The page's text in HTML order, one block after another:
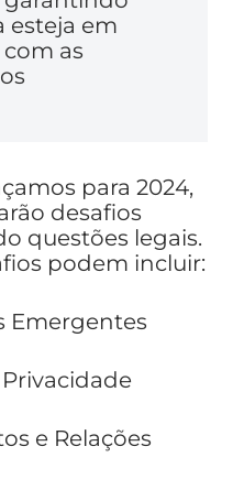
esteja em
as
para 2024,
desafios
questões legais.
podem incluir:
Emergentes
e Relações